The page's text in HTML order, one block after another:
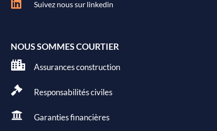
 Suivez nous sur linkedin
NOUS SOMMES COURTIER
 Assurances construction
 Responsabilités civiles
 Garantiesfinancières